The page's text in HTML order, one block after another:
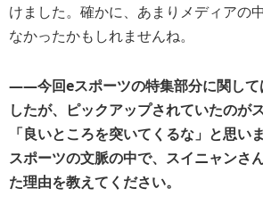
けました。確かに、あまりメディアの
なかったかもしれませんね。
――今回eスポーツの特集部分に関して
したが、ピックアップされていたのが
「良いところを突いてくるな」と思い
スポーツの文脈の中で、スイニャンさ
た理由を教えてください。